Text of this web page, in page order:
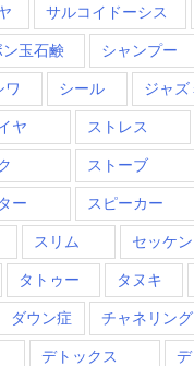
サルコイドーシス
玉石鹸 シャンプー
ワ シール ジャズ
ヤ ストレス
ストーブ
ー スピーカー
スリム セッケン
タトゥー タヌキ
ダウン症 チャネリング
デトックス